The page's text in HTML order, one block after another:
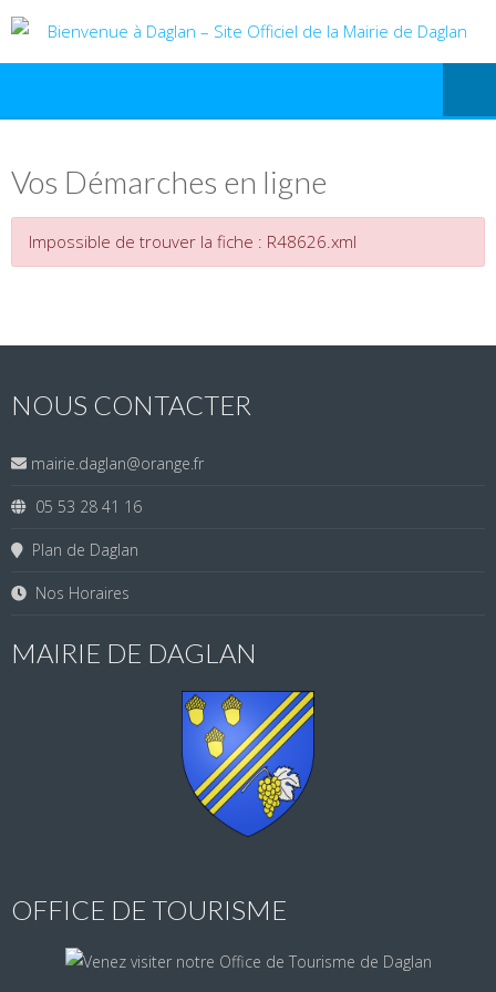
Vos Démarches en ligne
Impossible de trouver la fiche : R48626.xml
NOUS CONTACTER
mairie.daglan@orange.fr
05 53 28 41 16
Plan de Daglan
Nos Horaires
MAIRIE DE DAGLAN
OFFICE DE TOURISME